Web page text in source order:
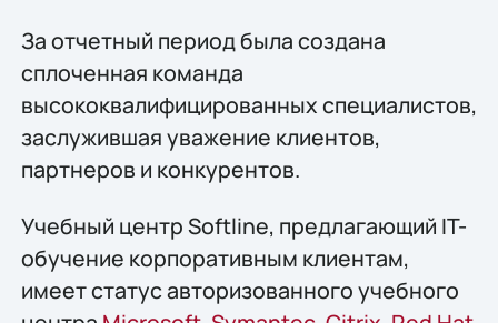
За отчетный период была создана
сплоченная команда
высококвалифицированных специалистов,
заслужившая уважение клиентов,
партнеров и конкурентов.
Учебный центр Softline, предлагающий IT-
обучение корпоративным клиентам,
имеет статус авторизованного учебного